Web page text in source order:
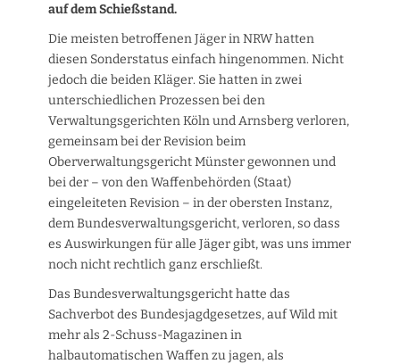
auf dem Schießstand.
Die meisten betroffenen Jäger in NRW hatten
diesen Sonderstatus einfach hingenommen. Nicht
jedoch die beiden Kläger. Sie hatten in zwei
unterschiedlichen Prozessen bei den
Verwaltungsgerichten Köln und Arnsberg verloren,
gemeinsam bei der Revision beim
Oberverwaltungsgericht Münster gewonnen und
bei der – von den Waffenbehörden (Staat)
eingeleiteten Revision – in der obersten Instanz,
dem Bundesverwaltungsgericht, verloren, so dass
es Auswirkungen für alle Jäger gibt, was uns immer
noch nicht rechtlich ganz erschließt.
Das Bundesverwaltungsgericht hatte das
Sachverbot des Bundesjagdgesetzes, auf Wild mit
mehr als 2-Schuss-Magazinen in
halbautomatischen Waffen zu jagen, als